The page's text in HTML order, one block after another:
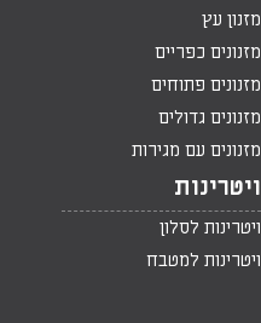
מזנון עץ
מזנונים כפריים
מזנונים פתוחים
מזנונים גדולים
מזנונים עם מגירות
ויטרינות
ויטרינות לסלון
ויטרינות למטבח